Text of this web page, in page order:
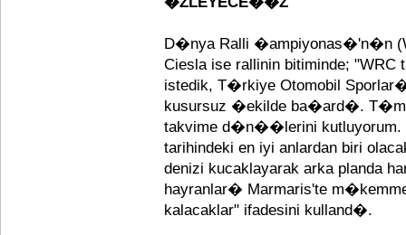
D�nya Ralli �ampiyonas�'n�n
Ciesla ise rallinin bitiminde; "WRC
istedik, T�rkiye Otomobil
kusursuz �ekilde ba�ard�. T�m
takvime d�n��lerini
tarihindeki en iyi anlardan biri
denizi kucaklayarak arka planda
hayranlar� Marmaris'te
kalacaklar" ifadesini kulland�.